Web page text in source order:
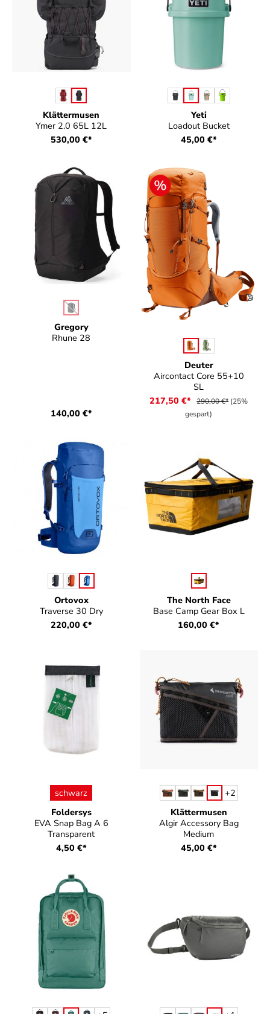
Klättermusen
Ymer 2.0 65L 12L
Farbeauswählen
530,00 €*
Yeti
Loadout Bucket
Farbe auswählen
45,00 €*
Gregory
Rhune 28
Farbe(Diese Option ist zurzeit nicht verfügbar.)
140,00 €*
Deuter
Aircontact Core 55+10
SL
auswählen
217,50 €* 290,00 €* (25%
gespart)
Ortovox
Traverse 30 Dry
Farbeauswählen
220,00 €*
The North Face
Base Camp Gear Box L
auswählen
160,00 €*
Foldersys
EVA Snap Bag A 6
Transparent
auswählen
schwarz
4,50 €*
Klättermusen
Algir Accessory Bag
Medium
Farbeauswählen
+2
45,00 €*